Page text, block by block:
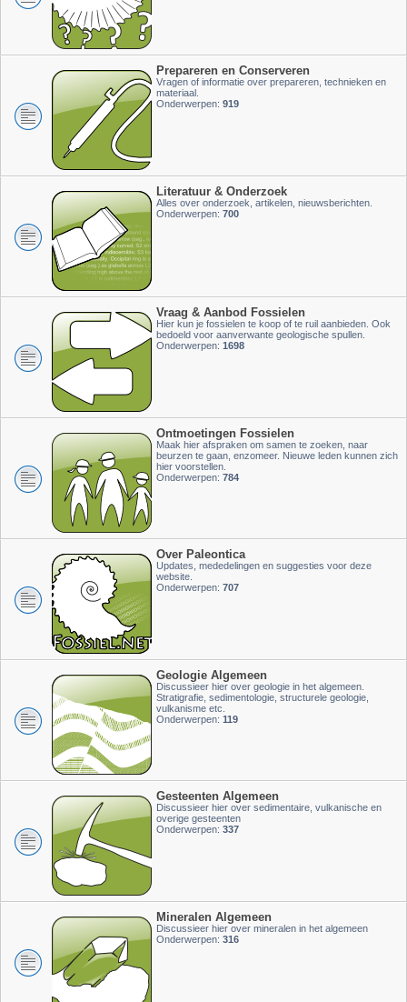
Prepareren en Conserveren
Vragen of informatie over prepareren, technieken en
materiaal.
Onderwerpen: 919
Literatuur & Onderzoek
Alles over onderzoek, artikelen, nieuwsberichten.
Onderwerpen: 700
Vraag & Aanbod Fossielen
Hier kun je fossielen te koop of te ruil aanbieden. Ook
bedoeld voor aanverwante geologische spullen.
Onderwerpen: 1698
Ontmoetingen Fossielen
Maak hier afspraken om samen te zoeken, naar
beurzen te gaan, enzomeer. Nieuwe leden kunnen zich
hier voorstellen.
Onderwerpen: 784
Over Paleontica
Updates, mededelingen en suggesties voor deze
website.
Onderwerpen: 707
Geologie Algemeen
Discussieer hier over geologie in het algemeen.
Stratigrafie, sedimentologie, structurele geologie,
vulkanisme etc.
Onderwerpen: 119
Gesteenten Algemeen
Discussieer hier over sedimentaire, vulkanische en
overige gesteenten
Onderwerpen: 337
Mineralen Algemeen
Discussieer hier over mineralen in het algemeen
Onderwerpen: 316